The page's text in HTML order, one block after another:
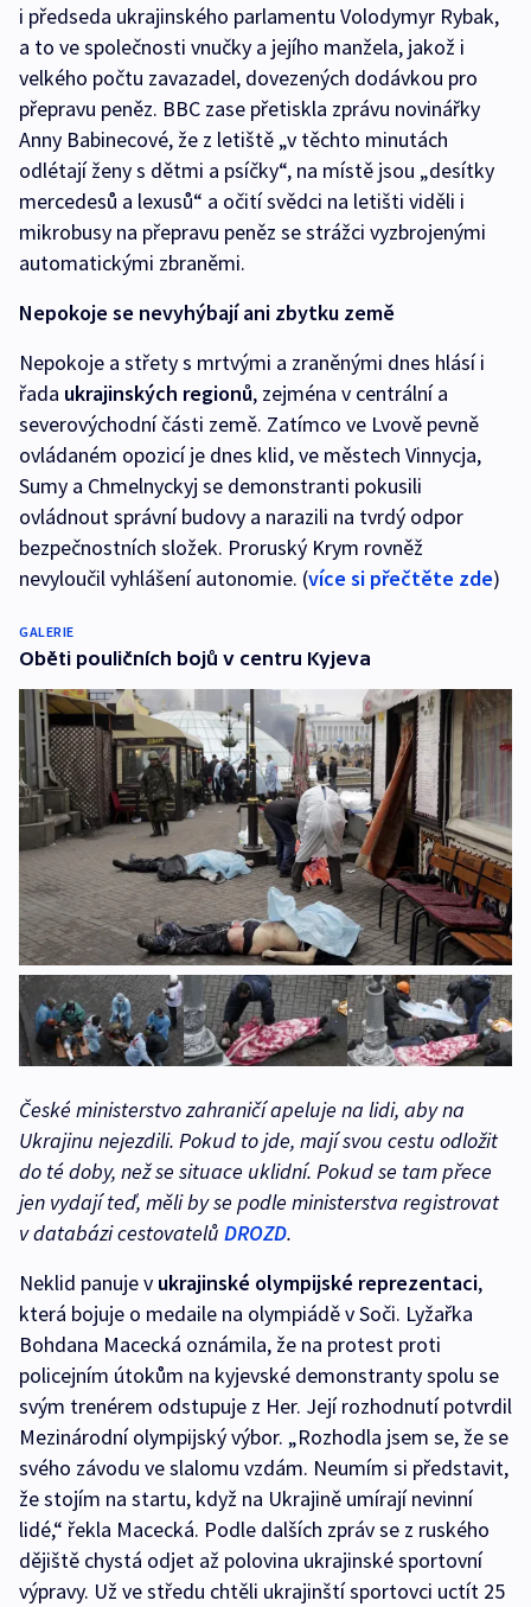
i předseda ukrajinského parlamentu Volodymyr Rybak,
a to ve společnosti vnučky a jejího manžela, jakož i
velkého počtu zavazadel, dovezených dodávkou pro
přepravu peněz. BBC zase přetiskla zprávu novinářky
Anny Babinecové, že z letiště „v těchto minutách
odlétají ženy s dětmi a psíčky“, na místě jsou „desítky
mercedesů a lexusů“ a očití svědci na letišti viděli i
mikrobusy na přepravu peněz se strážci vyzbrojenými
automatickými zbraněmi.
Nepokoje se nevyhýbají ani zbytku země
Nepokoje a střety s mrtvými a zraněnými dnes hlásí i
řada ukrajinských regionů, zejména v centrální a
severovýchodní části země. Zatímco ve Lvově pevně
ovládaném opozicí je dnes klid, ve městech Vinnycja,
Sumy a Chmelnyckyj se demonstranti pokusili
ovládnout správní budovy a narazili na tvrdý odpor
bezpečnostních složek. Proruský Krym rovněž
nevyloučil vyhlášení autonomie. (více si přečtěte zde)
GALERIE
Oběti pouličních bojů v centru Kyjeva
České ministerstvo zahraničí apeluje na lidi, aby na
Ukrajinu nejezdili. Pokud to jde, mají svou cestu odložit
do té doby, než se situace uklidní. Pokud se tam přece
jen vydají teď, měli by se podle ministerstva registrovat
v databázi cestovatelů DROZD.
Neklid panuje v ukrajinské olympijské reprezentaci,
která bojuje o medaile na olympiádě v Soči. Lyžařka
Bohdana Macecká oznámila, že na protest proti
policejním útokům na kyjevské demonstranty spolu se
svým trenérem odstupuje z Her. Její rozhodnutí potvrdil
Mezinárodní olympijský výbor. „Rozhodla jsem se, že se
svého závodu ve slalomu vzdám. Neumím si představit,
že stojím na startu, když na Ukrajině umírají nevinní
lidé,“ řekla Macecká. Podle dalších zpráv se z ruského
dějiště chystá odjet až polovina ukrajinské sportovní
výpravy. Už ve středu chtěli ukrajinští sportovci uctít 25